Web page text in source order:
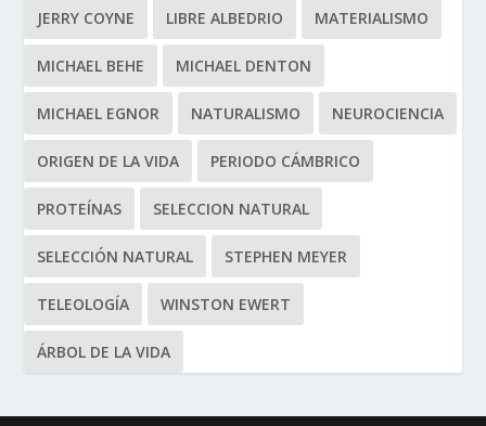
JERRY COYNE LIBRE ALBEDRIO MATERIALISMO
MICHAEL BEHE MICHAEL DENTON
MICHAEL EGNOR NATURALISMO NEUROCIENCIA
ORIGEN DE LA VIDA PERIODO CÁMBRICO
PROTEÍNAS SELECCION NATURAL
SELECCIÓN NATURAL STEPHEN MEYER
TELEOLOGÍA WINSTON EWERT
ÁRBOL DE LA VIDA